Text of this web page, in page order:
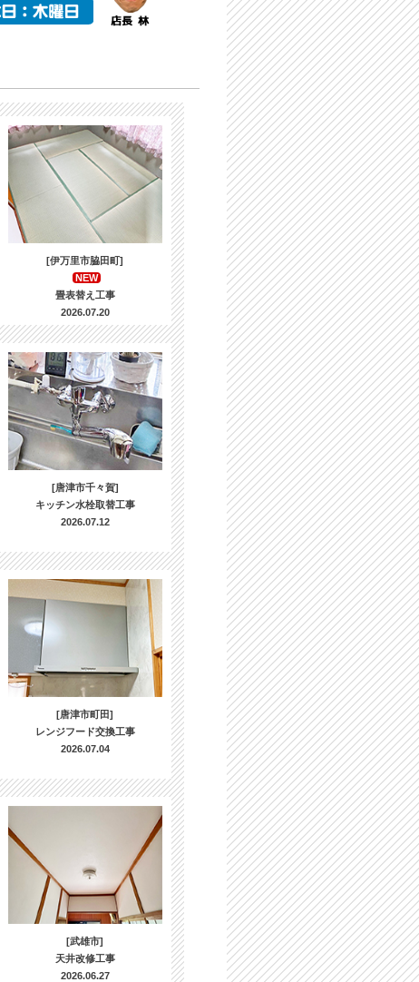
[伊万里市脇田町]
NEW
畳表替え工事
2026.07.20
[唐津市千々賀]
キッチン水栓取替工事
2026.07.12
[唐津市町田]
レンジフード交換工事
2026.07.04
[武雄市]
天井改修工事
2026.06.27